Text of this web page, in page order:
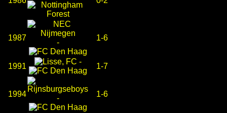
1987
-
1-6
1991
-
1-7
1994 - 1-6